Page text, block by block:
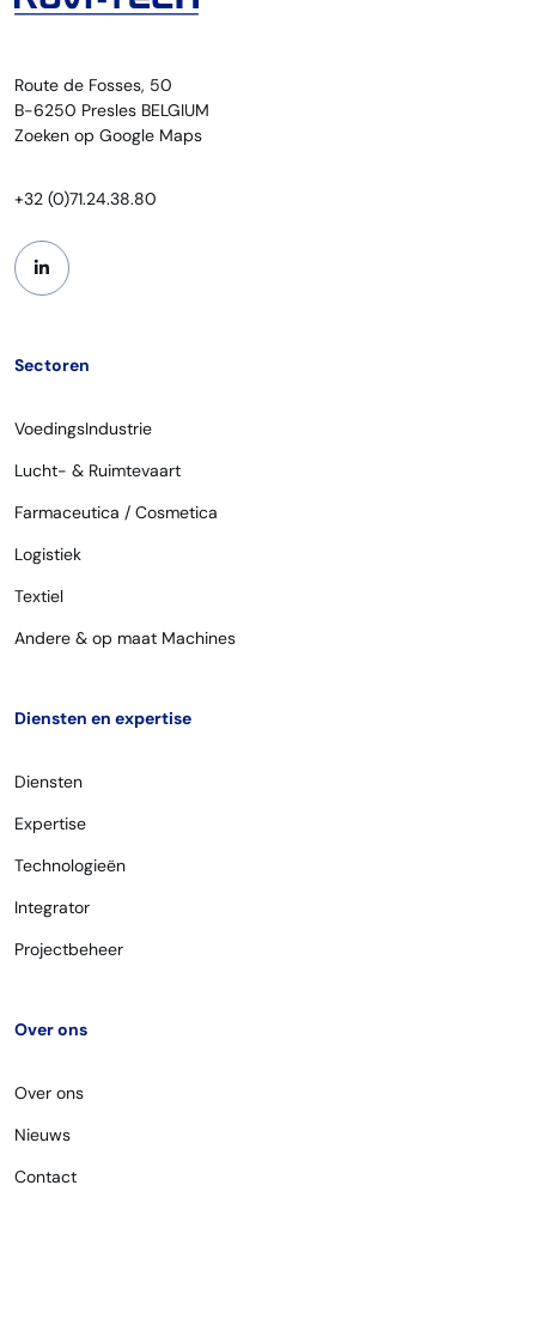
Route de Fosses, 50
B-6250 Presles BELGIUM
Zoeken op Google Maps
+32 (0)71.24.38.80
Sectoren
VoedingsIndustrie
Lucht- & Ruimtevaart
Farmaceutica / Cosmetica
Logistiek
Textiel
Andere & op maat Machines
Diensten en expertise
Diensten
Expertise
Technologieën
Integrator
Projectbeheer
Over ons
Over ons
Nieuws
Contact